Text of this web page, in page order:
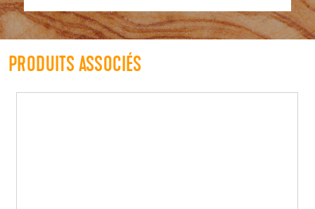
PRODUITS ASSOCIÉS